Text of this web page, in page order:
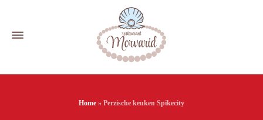
Home » Perzische keuken Spikecity